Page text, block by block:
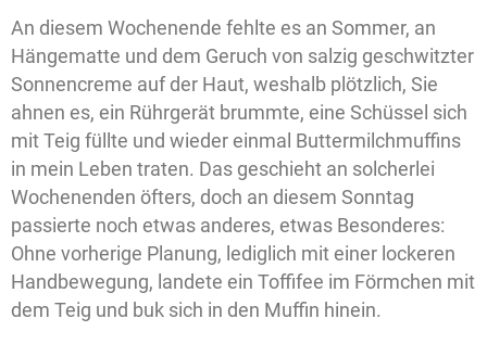
An diesem Wochenende fehlte es an Sommer, an
Hängematte und dem Geruch von salzig geschwitzter
Sonnencreme auf der Haut, weshalb plötzlich, Sie
ahnen es, ein Rührgerät brummte, eine Schüssel sich
mit Teig füllte und wieder einmal Buttermilchmuffins
in mein Leben traten. Das geschieht an solcherlei
Wochenenden öfters, doch an diesem Sonntag
passierte noch etwas anderes, etwas Besonderes:
Ohne vorherige Planung, lediglich mit einer lockeren
Handbewegung, landete ein Toffifee im Förmchen mit
dem Teig und buk sich in den Muffin hinein.